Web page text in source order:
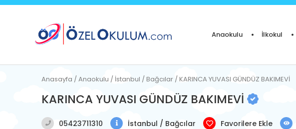
Anaokulu İlkokul
Anasayfa / Anaokulu / İstanbul / Bağcılar / KARINCA YUVASI GÜNDÜZ BAKIMEVİ
KARINCA YUVASI GÜNDÜZ BAKIMEVİ
05423711310 İstanbul / Bağcılar Favorilere Ekle